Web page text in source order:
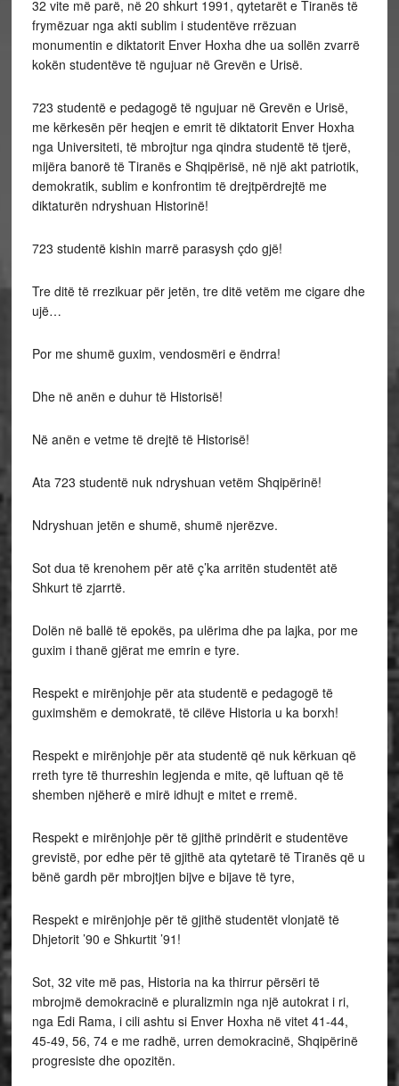
32 vite më parë, në 20 shkurt 1991, qytetarët e Tiranës të
frymëzuar nga akti sublim i studentëve rrëzuan
monumentin e diktatorit Enver Hoxha dhe ua sollën zvarrë
kokën studentëve të ngujuar në Grevën e Urisë.
723 studentë e pedagogë të ngujuar në Grevën e Urisë,
me kërkesën për heqjen e emrit të diktatorit Enver Hoxha
nga Universiteti, të mbrojtur nga qindra studentë të tjerë,
mijëra banorë të Tiranës e Shqipërisë, në një akt patriotik,
demokratik, sublim e konfrontim të drejtpërdrejtë me
diktaturën ndryshuan Historinë!
723 studentë kishin marrë parasysh çdo gjë!
Tre ditë të rrezikuar për jetën, tre ditë vetëm me cigare dhe
ujë…
Por me shumë guxim, vendosmëri e ëndrra!
Dhe në anën e duhur të Historisë!
Në anën e vetme të drejtë të Historisë!
Ata 723 studentë nuk ndryshuan vetëm Shqipërinë!
Ndryshuan jetën e shumë, shumë njerëzve.
Sot dua të krenohem për atë ç’ka arritën studentët atë
Shkurt të zjarrtë.
Dolën në ballë të epokës, pa ulërima dhe pa lajka, por me
guxim i thanë gjërat me emrin e tyre.
Respekt e mirënjohje për ata studentë e pedagogë të
guximshëm e demokratë, të cilëve Historia u ka borxh!
Respekt e mirënjohje për ata studentë që nuk kërkuan që
rreth tyre të thurreshin legjenda e mite, që luftuan që të
shemben njëherë e mirë idhujt e mitet e rremë.
Respekt e mirënjohje për të gjithë prindërit e studentëve
grevistë, por edhe për të gjithë ata qytetarë të Tiranës që u
bënë gardh për mbrojtjen bijve e bijave të tyre,
Respekt e mirënjohje për të gjithë studentët vlonjatë të
Dhjetorit ’90 e Shkurtit ’91!
Sot, 32 vite më pas, Historia na ka thirrur përsëri të
mbrojmë demokracinë e pluralizmin nga një autokrat i ri,
nga Edi Rama, i cili ashtu si Enver Hoxha në vitet 41-44,
45-49, 56, 74 e me radhë, urren demokracinë, Shqipërinë
progresiste dhe opozitën.